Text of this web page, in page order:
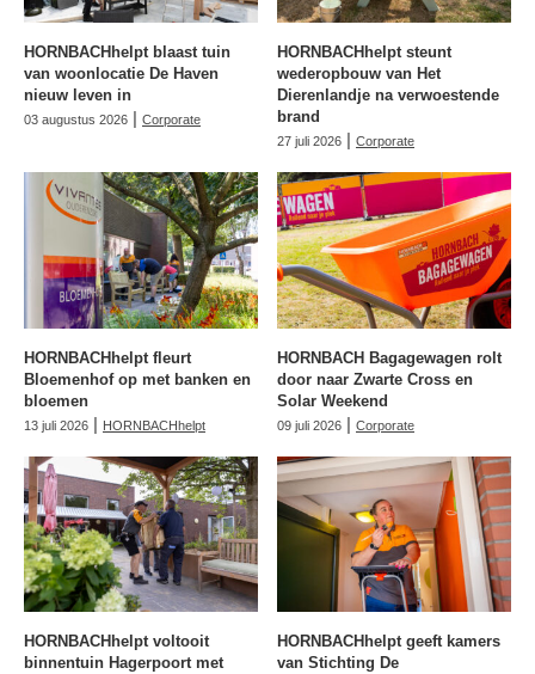
HORNBACHhelpt blaast tuin
van woonlocatie De Haven
nieuw leven in
03 augustus 2026 | Corporate
HORNBACHhelpt steunt
wederopbouw van Het
Dierenlandje na verwoestende
brand
27 juli 2026 | Corporate
HORNBACHhelpt fleurt
Bloemenhof op met banken en
bloemen
13 juli 2026 | HORNBACHhelpt
HORNBACH Bagagewagen rolt
door naar Zwarte Cross en
Solar Weekend
09 juli 2026 | Corporate
HORNBACHhelpt voltooit
binnentuin Hagerpoort met
HORNBACHhelpt geeft kamers
van Stichting De